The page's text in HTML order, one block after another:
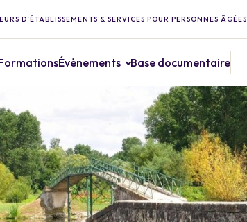
D’ÉTABLISSEMENTS & SERVICES POUR PERSONNES ÂGÉES
Évènements Base documentaire